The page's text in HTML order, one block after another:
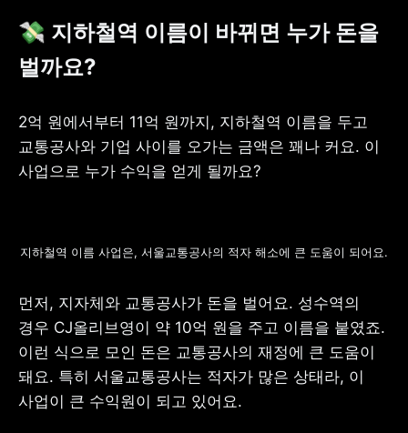
💸 지하철역 이름이 바뀌면 누가 돈을
벌까요?
2억 원에서부터 11억 원까지, 지하철역 이름을 두고
교통공사와 기업 사이를 오가는 금액은 꽤나 커요. 이
사업으로 누가 수익을 얻게 될까요?
지하철역 이름 사업은, 서울교통공사의 적자 해소에 큰 도움이 되어요.
먼저, 지자체와 교통공사가 돈을 벌어요. 성수역의
경우 CJ올리브영이 약 10억 원을 주고 이름을 붙였죠.
이런 식으로 모인 돈은 교통공사의 재정에 큰 도움이
돼요. 특히 서울교통공사는 적자가 많은 상태라, 이
사업이 큰 수익원이 되고 있어요.